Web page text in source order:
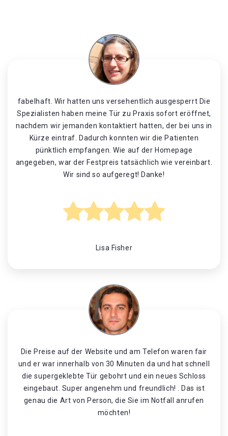
fabelhaft. Wir hatten uns versehentlich ausgesperrt Die
Spezialisten haben meine Tür zu Praxis sofort eröffnet,
nachdem wir jemanden kontaktiert hatten, der bei uns in
Kürze eintraf. Dadurch konnten wir die Patienten
pünktlich empfangen. Wie auf der Homepage
angegeben, war der Festpreis tatsächlich wie vereinbart.
Wir sind so aufgeregt! Danke!
Lisa Fisher
Die Preise auf der Website und am Telefon waren fair
und er war innerhalb von 30 Minuten da und hat schnell
die supergeklebte Tür gebohrt und ein neues Schloss
eingebaut. Super angenehm und freundlich! . Das ist
genau die Art von Person, die Sie im Notfall anrufen
möchten!